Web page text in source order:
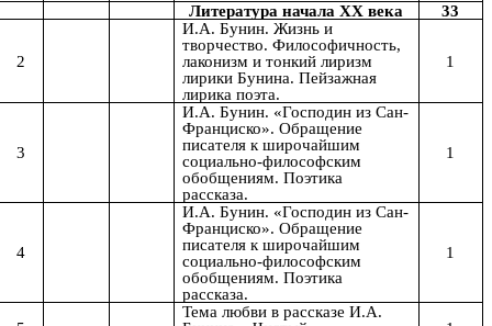
Литература начала XX века 33
2
И.А. Бунин. Жизнь и
творчество. Философичность,
лаконизм и тонкий лиризм
лирики Бунина. Пейзажная
лирика поэта.
1
3
И.А. Бунин. «Господин из Сан-
Франциско». Обращение
писателя к широчайшим
социально-философским
обобщениям. Поэтика
рассказа.
1
4
И.А. Бунин. «Господин из Сан-
Франциско». Обращение
писателя к широчайшим
социально-философским
обобщениям. Поэтика
рассказа.
1
Тема любви в рассказе И.А.